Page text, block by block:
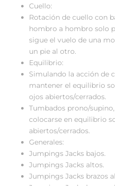
Cuello:
Rotación de cuello con
hombro a hombro solo
sigue el vuelo de una
un pie al otro.
Equilibrio:
Simulando la acción de
mantener el equilibrio
ojos abiertos/cerrados.
Tumbados prono/
colocarse en equilibrio
abiertos/cerrados.
Generales:
Jumpings Jacks bajos.
Jumpings Jacks altos.
Jumpings Jacks brazos